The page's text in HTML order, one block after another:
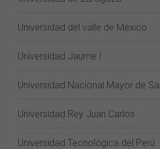
Universidad del valle de México
Universidad Jaume I
Universidad Nacional Mayor de
Universidad Rey Juan Carlos
Universidad Tecnológica del Perú